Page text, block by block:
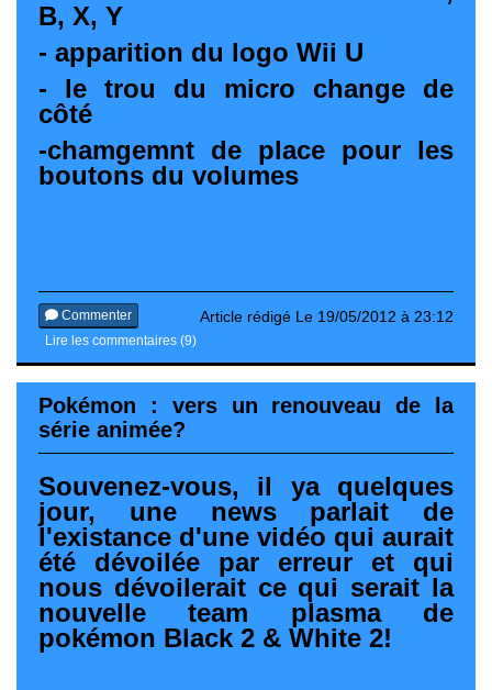
B, X, Y
- apparition du logo Wii U
- le trou du micro change de
côté
-chamgemnt de place pour les
boutons du volumes
Article rédigé Le 19/05/2012 à 23:12
Commenter
Lire les commentaires (9)
Pokémon : vers un renouveau de la
série animée?
Souvenez-vous, il ya quelques
jour, une news parlait de
l'existance d'une vidéo qui aurait
été dévoilée par erreur et qui
nous dévoilerait ce qui serait la
nouvelle team plasma de
pokémon Black 2 & White 2!